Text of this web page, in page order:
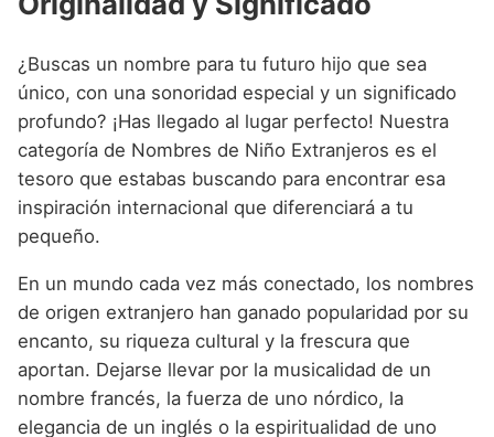
Nombres de niño que empiezan por F
Nombres de niño que empiezan por G
Nombres de niño que empiezan por H
Nombres de niño que empiezan por I
Nombres de niño que empiezan por K
Nombres de niño que empiezan por L
Nombres de niño que empiezan por M
Nombres de niño que empiezan por N
Nombres de Niño Canarios
Nombres de Niño Cantabros
Nombres de Niño Castellanos
Nombres de Niño Catalanes
Nombres de Niño Gallegos
Nombres de Niño Madrileños
Nombres de Niño Murcianos
Nombres de Niño Navarros
Nombres de Niño Griegos
Nombres de Niño Mitologicos
Nombres de Niño Romanos
Nombres de Niño Vikingos
Nombres de Niño Arabes
Nombres de Niño Chinos
Nombres de Niño Franceses
Nombres de Niño Hispanoamericanos
Nombres de Niño Italianos
Nombres de Niño Japoneses
Nombres de Niño Judíos
Nombres de Niño Marroquíes
¿Buscas un nombre para tu futuro hijo que sea
único, con una sonoridad especial y un significado
profundo? ¡Has llegado al lugar perfecto! Nuestra
categoría de Nombres de Niño Extranjeros es el
tesoro que estabas buscando para encontrar esa
inspiración internacional que diferenciará a tu
pequeño.
En un mundo cada vez más conectado, los nombres
de origen extranjero han ganado popularidad por su
encanto, su riqueza cultural y la frescura que
aportan. Dejarse llevar por la musicalidad de un
nombre francés, la fuerza de uno nórdico, la
elegancia de un inglés o la espiritualidad de uno